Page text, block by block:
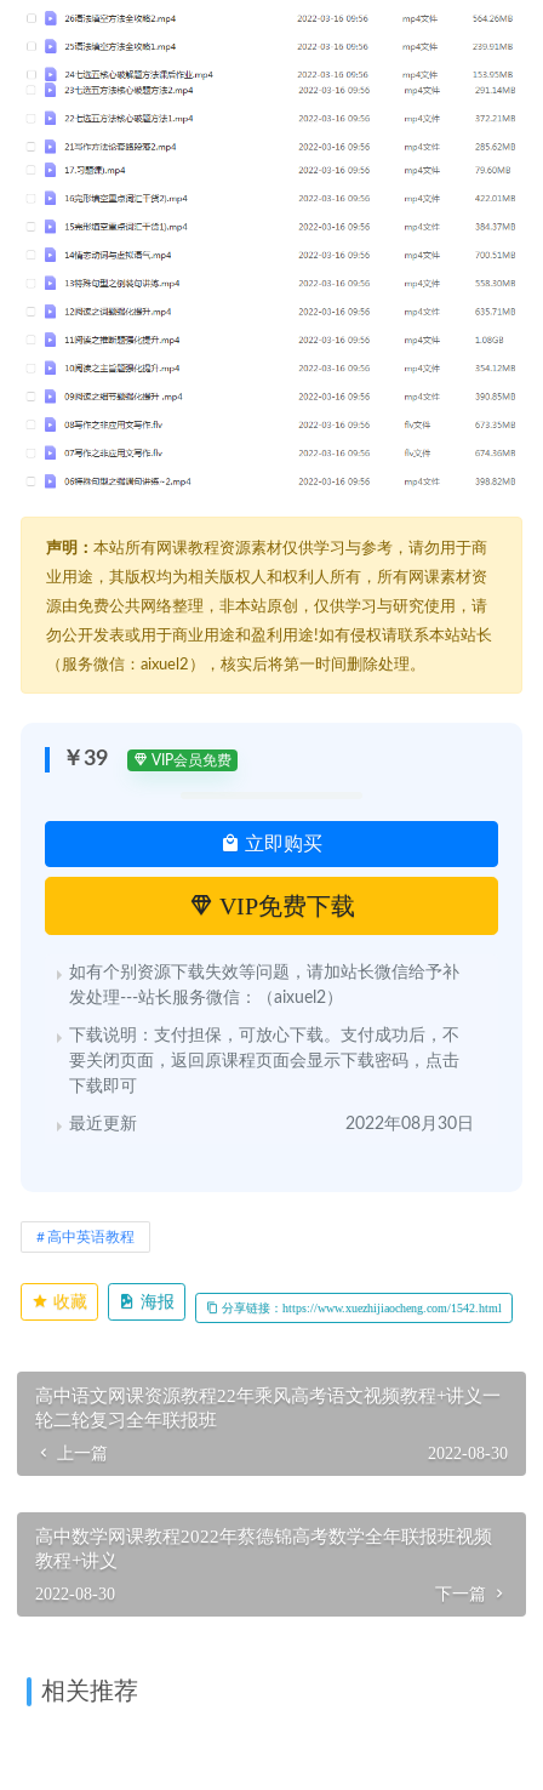
声明： 本站所有网课教程资源素材仅供学习与参考，请勿用于商
业用途，其版权均为相关版权人和权利人所有，所有网课素材资
源由免费公共网络整理，非本站原创，仅供学习与研究使用，请
勿公开发表或用于商业用途和盈利用途!如有侵权请联系本站站长
（服务微信：aixuel2），核实后将第一时间删除处理。
￥39 VIP会员免费
立即购买
VIP免费下载
如有个别资源下载失效等问题，请加站长微信给予补
发处理---站长服务微信：（aixuel2）
下载说明：支付担保，可放心下载。支付成功后，不
要关闭页面，返回原课程页面会显示下载密码，点击
下载即可
最近更新 2022年08月30日
高中英语教程
收藏 海报 分享链接：https://www.xuezhijiaocheng.com/1542.html
高中语文网课资源教程22年乘风高考语文视频教程+讲义一
轮二轮复习全年联报班
上一篇 2022-08-30
高中数学网课教程2022年蔡德锦高考数学全年联报班视频
教程+讲义
2022-08-30 下一篇
相关推荐